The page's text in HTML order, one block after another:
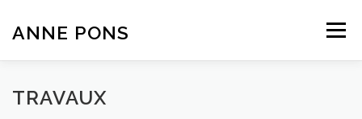
contenu
ANNE PONS Menu
ACTUALITÉ
TRAVAUX